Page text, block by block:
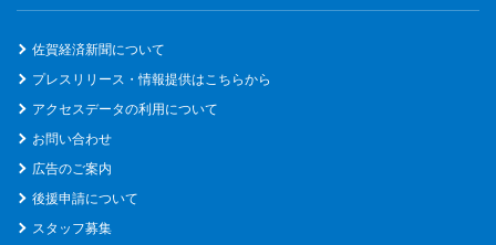
佐賀経済新聞について
プレスリリース・情報提供はこちらから
アクセスデータの利用について
お問い合わせ
広告のご案内
後援申請について
スタッフ募集